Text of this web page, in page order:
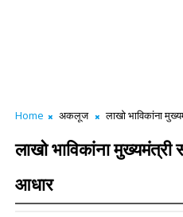
Home अकलूज लाखो भाविकांना
लाखो भाविकांना मुख्यमंत्री
आधार